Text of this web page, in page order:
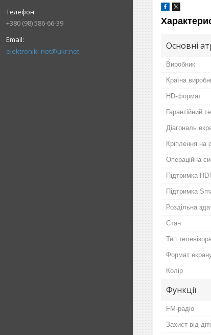
+380 (98) 586-66-39
elektroniki-net@ukr.net Основні
Виробник
Країна
HD-формат
Гарантійний
Діагональ
Кріплення на
Операційна
Підтримка
Підтримка
Роздільна
Стан
Тип
Формат
Колір
Функції
FM-радіо
Захист від